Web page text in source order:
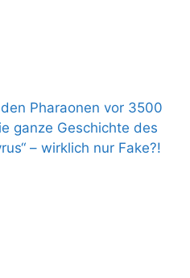
Pharaonen vor 3500
ganze Geschichte des
– wirklich nur Fake?!